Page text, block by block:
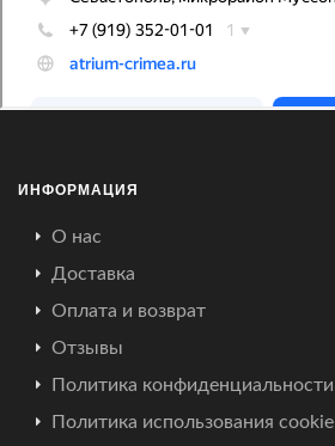
ИНФОРМАЦИЯ
О нас
Доставка
Оплата и возврат
Отзывы
Политика конфиденциальности
Политика использования cookie